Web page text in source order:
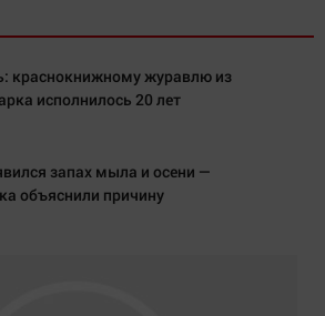
краснокнижному журавлю из
исполнилось 20 лет
запах мыла и осени —
объяснили причину